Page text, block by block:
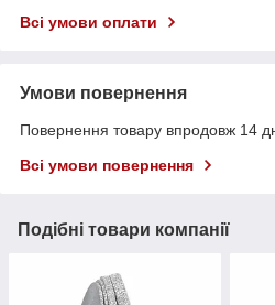
Всі умови оплати
Умови повернення
Повернення товару впродовж 14
Всі умови повернення
Подібні товари компанії